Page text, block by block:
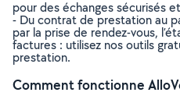
pour des échanges sécurisés
- Du contrat de prestation au
par la prise de rendez-vous,
factures : utilisez nos outils
prestation.
Comment fonctionne